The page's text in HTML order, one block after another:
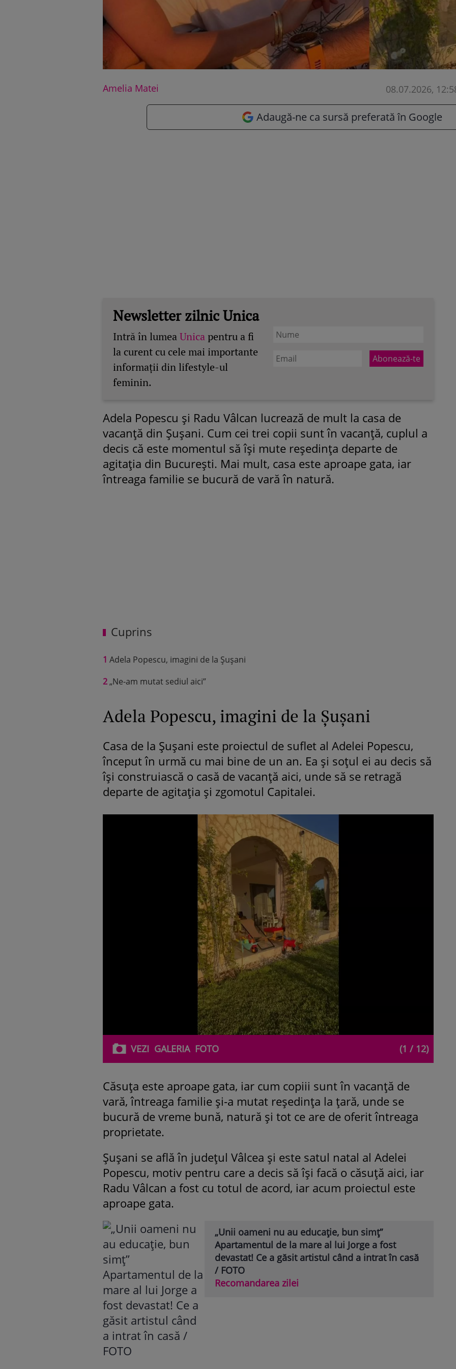
Amelia Matei 08.07.2026,
Adaugă-ne ca sursă preferată în Google
Newsletter zilnic Unica
Intră în lumeaUnica pentru a fi
la curent cu cele mai importante
informații din lifestyle-ul
feminin.
Adela Popescu și Radu Vâlcan lucrează de mult la casa de
vacanță din Șușani. Cum cei trei copii sunt în vacanță, cuplul a
decis că este momentul să își mute reședința departe de
agitația din București. Mai mult, casa este aproape gata, iar
întreaga familie se bucură de vară în natură.
Cuprins
1 Adela Popescu, imagini de la Șușani
2„Ne-am mutat sediul aici”
Adela Popescu, imagini de la Șușani
Casa de la Șușani este proiectul de suflet al Adelei Popescu,
început în urmă cu mai bine de un an. Ea și soțul ei au decis să
își construiască o casă de vacanță aici, unde să se retragă
departe de agitația și zgomotul Capitalei.
VEZI GALERIAFOTO (1 / 12)
Căsuța este aproape gata, iar cum copiii sunt în vacanță de
vară, întreaga familie și-a mutat reședința la țară, unde se
bucură de vreme bună, natură și tot ce are de oferit întreaga
proprietate.
Șușani se află în județul Vâlcea și este satul natal al Adelei
Popescu, motiv pentru care a decis să își facă o căsuță aici, iar
Radu Vâlcan a fost cu totul de acord, iar acum proiectul este
aproape gata.
„Unii oameni nu au educație, bun simț”
Apartamentul de la mare al lui Jorge a fost
devastat! Ce a găsit artistul când a intrat în casă
/ FOTO
Recomandarea zilei
ROMÂNEŞTI